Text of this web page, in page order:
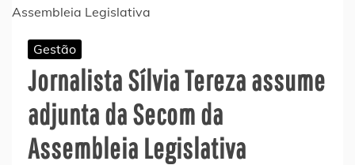
Gestão
Jornalista Sílvia Tereza assume
adjunta da Secom da
Assembleia Legislativa